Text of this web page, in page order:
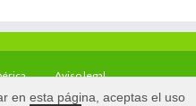
Aviso legal
en esta página, aceptas el uso